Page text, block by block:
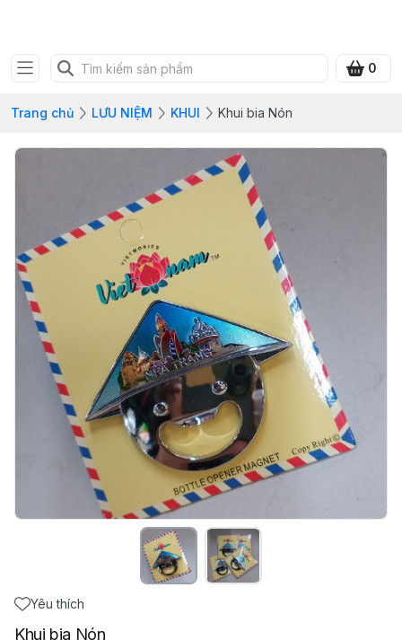
0
Trang chủ LƯU NIỆM KHUI Khui bia Nón
Yêu thích
Khui bia Nón